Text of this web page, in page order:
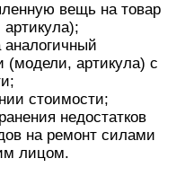
вещь на товар
аналогичный
(модели, артикула) с
стоимости;
недостатков
на ремонт силами
лицом.